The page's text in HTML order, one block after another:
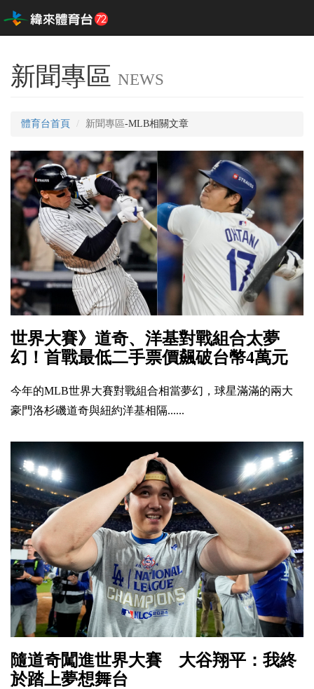
新聞專區 NEWS
體育台首頁 新聞專區-MLB相關文章
世界大賽》道奇、洋基對戰組合太夢
幻！首戰最低二手票價飆破台幣4萬元
今年的MLB世界大賽對戰組合相當夢幻，球星滿滿的兩大
豪門洛杉磯道奇與紐約洋基相隔......
隨道奇闖進世界大賽 大谷翔平：我終
於踏上夢想舞台